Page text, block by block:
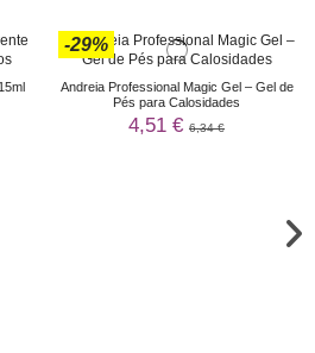
-29%
Andreia Professional Magic Gel – Gel de
Pés para Calosidades
4,51 € 6,34 €